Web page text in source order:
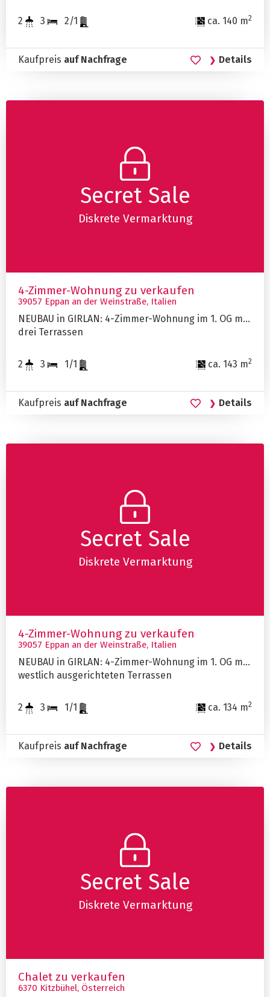
ca. 140 m2
2 3 2/1
Kaufpreis auf Nachfrage Details
Secret Sale
Diskrete Vermarktung
4-Zimmer-Wohnung zu verkaufen
39057 Eppan an der Weinstraße, Italien
NEUBAU in GIRLAN: 4-Zimmer-Wohnung im 1. OG mit
drei Terrassen
ca. 143 m2
2 3 1/1
Kaufpreis auf Nachfrage Details
Secret Sale
Diskrete Vermarktung
4-Zimmer-Wohnung zu verkaufen
39057 Eppan an der Weinstraße, Italien
NEUBAU in GIRLAN: 4-Zimmer-Wohnung im 1. OG mit
westlich ausgerichteten Terrassen
ca. 134 m2
2 3 1/1
Kaufpreis auf Nachfrage Details
Secret Sale
Diskrete Vermarktung
Chalet zu verkaufen
6370 Kitzbühel, Österreich